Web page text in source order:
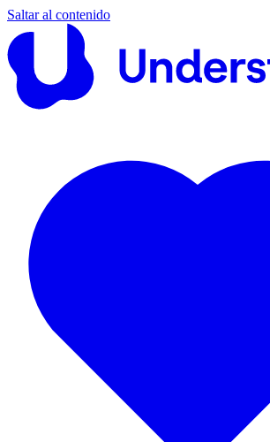
Saltar al contenido